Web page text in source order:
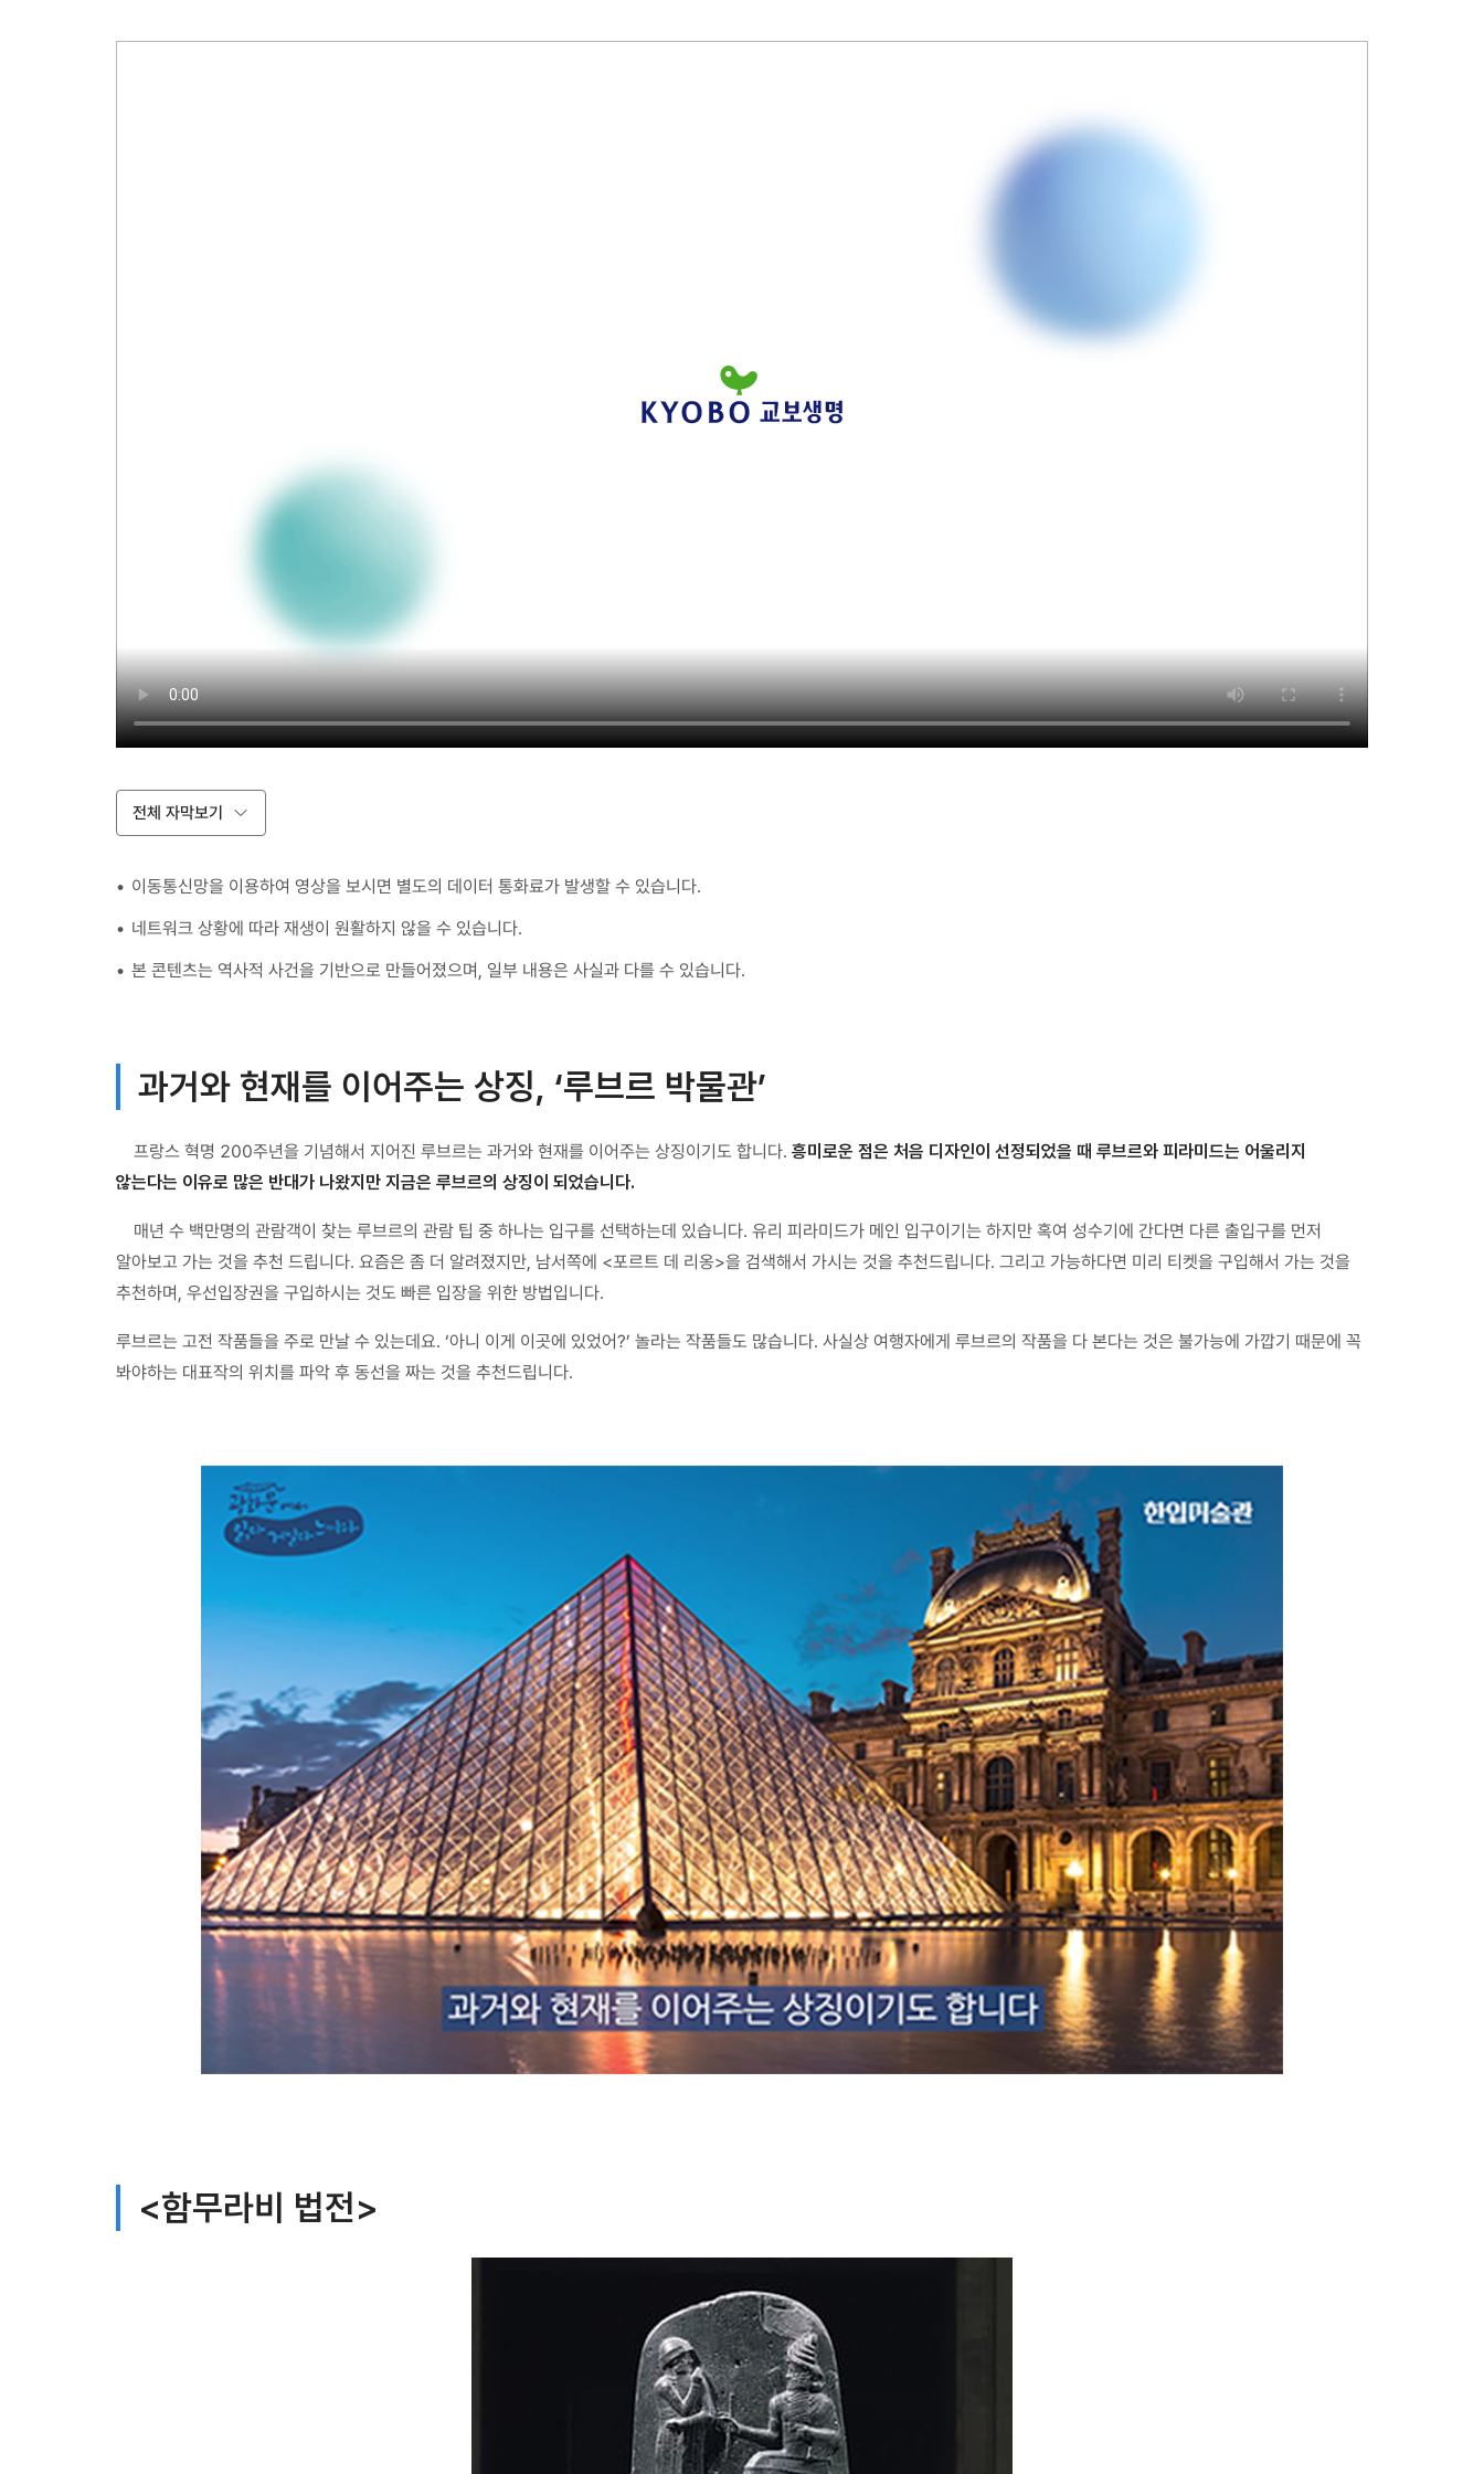
전체 자막보기
이동통신망을 이용하여 영상을 보시면 별도의 데이터 통화료가 발생할 수 있습니다.
네트워크 상황에 따라 재생이 원활하지 않을 수 있습니다.
본 콘텐츠는 역사적 사건을 기반으로 만들어졌으며, 일부 내용은 사실과 다를 수 있습니다.
과거와 현재를 이어주는 상징, ‘루브르 박물관’
프랑스 혁명 200주년을 기념해서 지어진 루브르는 과거와 현재를 이어주는 상징이기도 합니다. 흥미로운 점은 처음 디자인이 선정되었을 때 루브르와 피라미드는 어울리지
않는다는 이유로 많은 반대가 나왔지만 지금은 루브르의 상징이 되었습니다.
매년 수 백만명의 관람객이 찾는 루브르의 관람 팁 중 하나는 입구를 선택하는데 있습니다. 유리 피라미드가 메인 입구이기는 하지만 혹여 성수기에 간다면 다른 출입구를 먼저
알아보고 가는 것을 추천 드립니다. 요즘은 좀 더 알려졌지만, 남서쪽에 <포르트 데 리옹>을 검색해서 가시는 것을 추천드립니다. 그리고 가능하다면 미리 티켓을 구입해서 가는 것을
추천하며, 우선입장권을 구입하시는 것도 빠른 입장을 위한 방법입니다.
루브르는 고전 작품들을 주로 만날 수 있는데요. ‘아니 이게 이곳에 있었어?’ 놀라는 작품들도 많습니다. 사실상 여행자에게 루브르의 작품을 다 본다는 것은 불가능에 가깝기 때문에 꼭
봐야하는 대표작의 위치를 파악 후 동선을 짜는 것을 추천드립니다.
<함무라비 법전>